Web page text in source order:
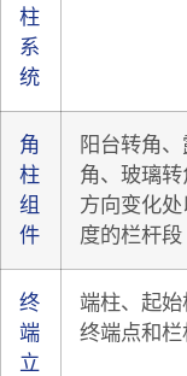
柱
系
统
角
柱
组
件
阳台转角
角、玻璃
方向变化处
度的栏杆段
终
端
立
端柱、起
终端点和